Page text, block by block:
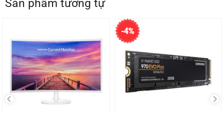
Sản phẩm tương tự
-4%